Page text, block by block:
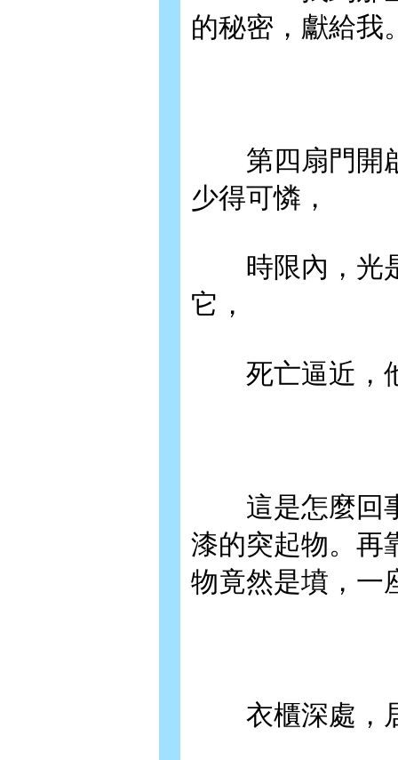
的秘密，獻給我
第四扇門開啟
少得可憐，
時限內，光是
它，
死亡逼近，他
這是怎麼回事
漆的突起物。再
物竟然是墳，一
衣櫃深處，居